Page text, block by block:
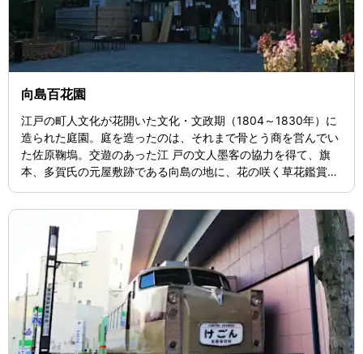
向島百花園
江戸の町人文化が花開いた文化・文政期（1804～1830年）に
造られた庭園。庭を造ったのは、それまで骨とう商を営んでい
た佐原鞠塢。交遊のあった江 戸の文人墨客の協力を得て、旗
本、多賀氏の元屋敷跡である向島の地に、花の咲く草花鑑賞を